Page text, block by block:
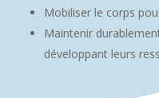
Mobiliser le corps
Maintenir
développant leurs